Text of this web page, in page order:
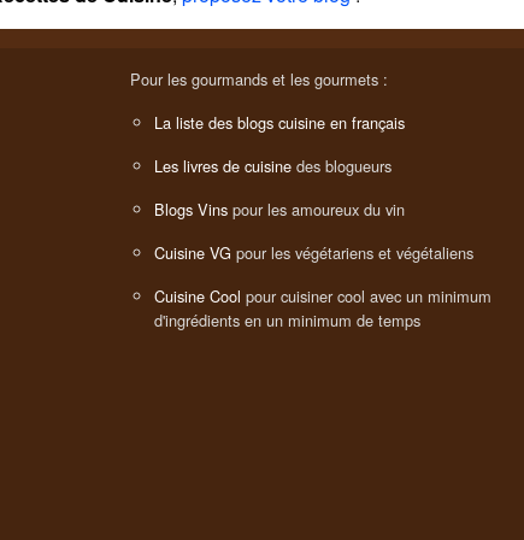
Pour les gourmands et les gourmets :
La liste des blogs cuisine en français
Les livres de cuisine des blogueurs
Blogs Vins pour les amoureux du vin
Cuisine VG pour les végétariens et végétaliens
Cuisine Cool pour cuisiner cool avec un minimum
d'ingrédients en un minimum de temps